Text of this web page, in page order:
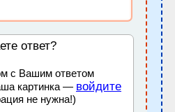
ответ?
с Вашим ответом
картинка — войдите
не нужна!)